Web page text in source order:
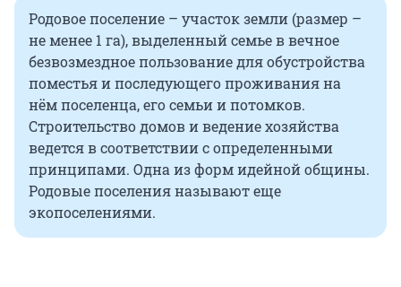
Родовое поселение – участок земли (размер –
не менее 1 га), выделенный семье в вечное
безвозмездное пользование для обустройства
поместья и последующего проживания на
нём поселенца, его семьи и потомков.
Строительство домов и ведение хозяйства
ведется в соответствии с определенными
принципами. Одна из форм идейной общины.
Родовые поселения называют еще
экопоселениями.